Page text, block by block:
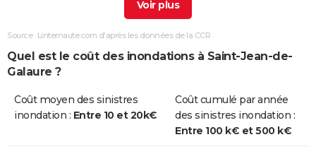
et/ou
Boue
23/10/2013 23/10/2013
et/ou
Coulées de
Source : Linternaute.com d'après les données de la CCR
Quel est le coût des inondations à Saint-Jean-de-
Galaure ?
Coût moyen des sinistres
inondation : Entre 10 et 20k€
Coût cumulé par année
des sinistres inondation :
Entre 100 k€ et 500 k€